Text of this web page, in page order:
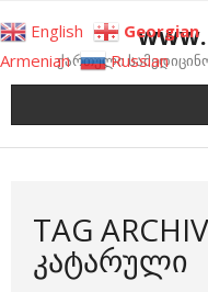
to
contentქართული
TAG
ᲙᲐᲢᲐᲠᲣᲚᲘ
English Georgian
Armenian
Russian